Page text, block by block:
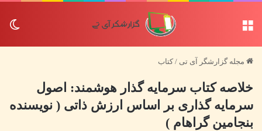
مجله گزارشگر آی تی / کتاب
خلاصه کتاب سرمایه گذار هوشمند: اصول
سرمایه گذاری بر اساس ارزش ذاتی ( نویسنده
بنجامین گراهام )